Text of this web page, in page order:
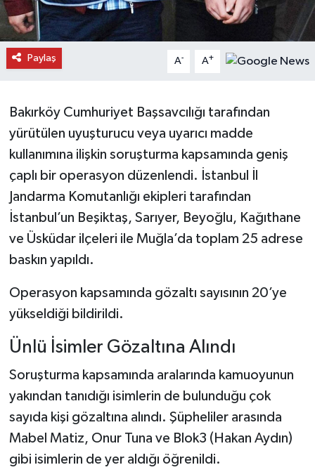
Paylaş A- A+
Bakırköy Cumhuriyet Başsavcılığı tarafından
yürütülen uyuşturucu veya uyarıcı madde
kullanımına ilişkin soruşturma kapsamında geniş
çaplı bir operasyon düzenlendi. İstanbul İl
Jandarma Komutanlığı ekipleri tarafından
İstanbul’un Beşiktaş, Sarıyer, Beyoğlu, Kağıthane
ve Üsküdar ilçeleri ile Muğla’da toplam 25 adrese
baskın yapıldı.
Operasyon kapsamında gözaltı sayısının 20’ye
yükseldiği bildirildi.
Ünlü İsimler Gözaltına Alındı
Soruşturma kapsamında aralarında kamuoyunun
yakından tanıdığı isimlerin de bulunduğu çok
sayıda kişi gözaltına alındı. Şüpheliler arasında
Mabel Matiz, Onur Tuna ve Blok3 (Hakan Aydın)
gibi isimlerin de yer aldığı öğrenildi.
İhsangazi Haberleri
İnebolu Haberleri
Merkez Haberleri
Pınarbaşı Haberleri
Şenpazar Haberleri
Seydiler Haberleri
Tosya Haberleri
Karadeniz Haberleri
Ulusal Haberler
Teknoloji Haberleri